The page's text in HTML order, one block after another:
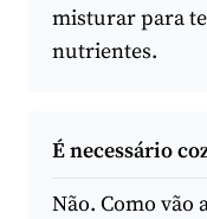
misturar para
nutrientes.
É necessário
Não. Como